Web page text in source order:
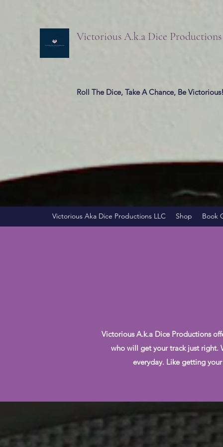
Victorious A.k.a Dice
Roll The Dice, Take A Chance, Be
Victorious Aka Dice Productions LLC Shop Book
Victorious A.k.a Dice Productions
who will get your track just right.
everyday. Like getting